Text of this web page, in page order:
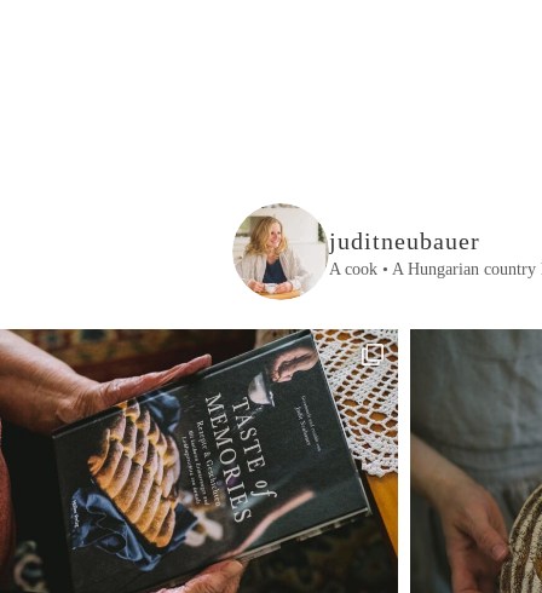
juditneubauer
A cook • A Hungarian country